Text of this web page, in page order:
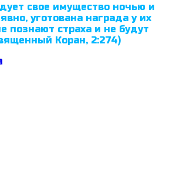
свое имущество ночью и
уготована награда у их
познают страха и не будут
Коран, 2:274)